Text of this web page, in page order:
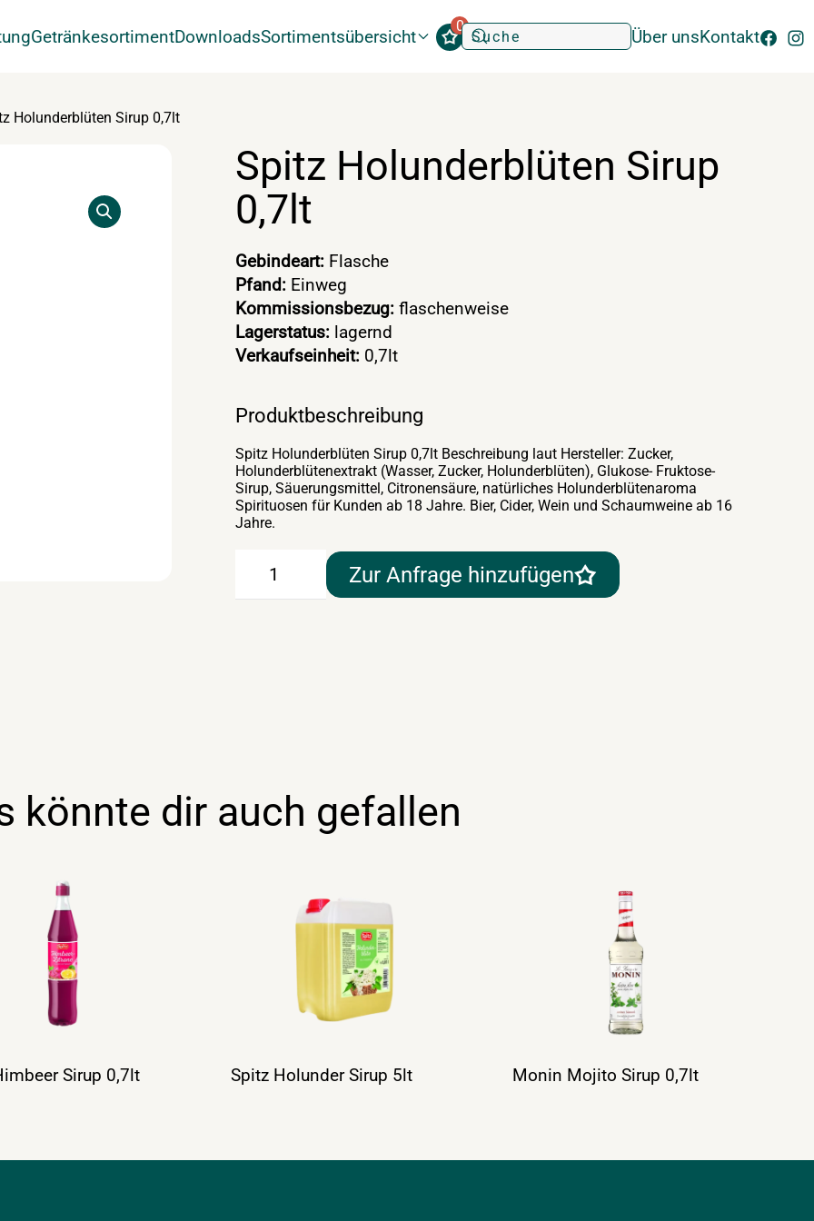
GetränkesortimentDownloadsSortimentsübersicht
0
Über unsKontakt
Holunderblüten Sirup 0,7lt
Spitz Holunderblüten Sirup
0,7lt
Gebindeart: Flasche
Pfand: Einweg
Kommissionsbezug: flaschenweise
Lagerstatus: lagernd
Verkaufseinheit: 0,7lt
Produktbeschreibung
Spitz Holunderblüten Sirup 0,7lt Beschreibung laut Hersteller: Zucker,
Holunderblütenextrakt (Wasser, Zucker, Holunderblüten), Glukose- Fruktose-
Sirup, Säuerungsmittel, Citronensäure, natürliches Holunderblütenaroma
Spirituosen für Kunden ab 18 Jahre. Bier, Cider, Wein und Schaumweine ab 16
Jahre.
Holunderblüten
Zur Anfrage hinzufügen
könnte dir auch gefallen
Sirup 0,7lt Spitz Holunder Sirup 5lt Monin Mojito Sirup 0,7lt